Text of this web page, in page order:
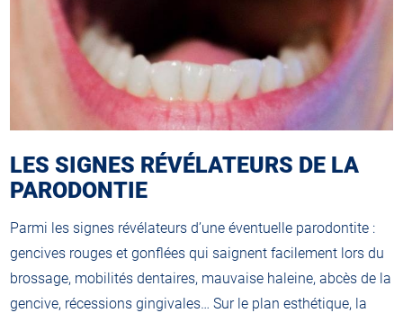
LES SIGNES RÉVÉLATEURS DE LA
PARODONTIE
Parmi les signes révélateurs d’une éventuelle parodontite :
gencives rouges et gonflées qui saignent facilement lors du
brossage, mobilités dentaires, mauvaise haleine, abcès de la
gencive, récessions gingivales… Sur le plan esthétique, la